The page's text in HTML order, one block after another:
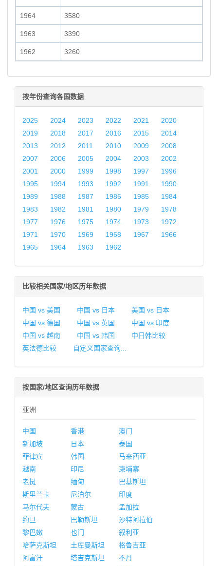
1964 3580
1963 3390
1962 3260
按年份查询各国数据
2025 2024 2023 2022 2021
2020
2019
2018 2017 2016 2015
2014
2013
2012 2011 2010 2009
2008
2007
2006 2005 2004 2003
2002
2001
2000 1999 1998 1997
1996
1995
1994 1993 1992 1991
1990
1989
1988 1987 1986 1985
1984
1983
1982 1981 1980 1979
1978
1977
1976 1975 1974 1973
1972
1971
1970 1969 1968 1967
1966
1965
1964 1963 1962
比较相关国家/地区历年数据
中国 vs 美国 中国 vs 日本
美国 vs 日本
中国 vs 德国
中国 vs 英国
中国 vs 印度
中国 vs 越南
中国 vs 韩国
中日韩比较
英法德比较
自定义国家查询...
按国家/地区查询历年数据
亚洲
中国 香港
澳门
新加坡
日本
泰国
菲律宾
韩国
马来西亚
越南
印尼
柬埔寨
老挝
缅甸
巴基斯坦
斯里兰卡
尼泊尔
印度
马尔代夫
蒙古
孟加拉
约旦
巴勒斯坦
沙特阿拉伯
黎巴嫩
也门
叙利亚
哈萨克斯坦
土库曼斯坦
格鲁吉亚
阿富汗
塔吉克斯坦
不丹